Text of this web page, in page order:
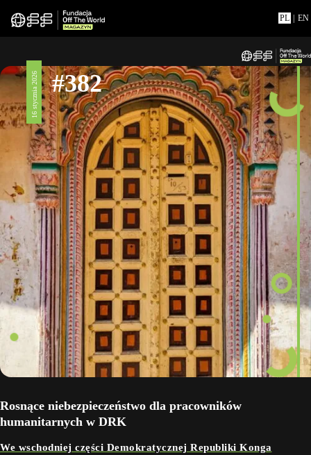
PL EN
16 stycznia 2026 #382
Rosnące niebezpieczeństwo dla pracowników
humanitarnych w DRK
We wschodniej części Demokratycznej Republiki Konga